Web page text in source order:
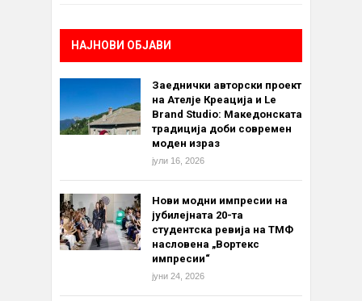
НАЈНОВИ ОБЈАВИ
Заеднички авторски проект
на Ателје Креација и Le
Brand Studio: Македонската
традиција доби современ
моден израз
јули 16, 2026
Нови модни импресии на
јубилејната 20-та
студентска ревија на ТМФ
насловена „Вортекс
импресии“
јуни 24, 2026